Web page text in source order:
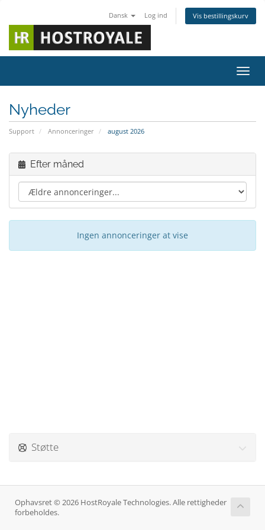
Dansk Log ind Vis bestillingskurv
Skift
Nyheder
Support Annonceringer august 2026
Efter måned
Ingen annonceringer at vise
Støtte
Ophavsret © 2026 HostRoyale Technologies. Alle rettigheder
forbeholdes.